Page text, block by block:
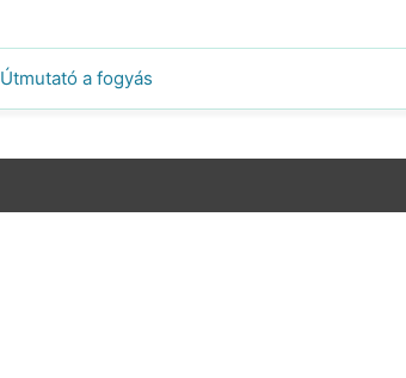
Útmutató a fogyás